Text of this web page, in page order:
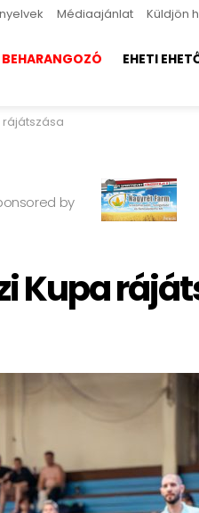
Médiaajánlat Küldjön
BEHARANGOZÓ EHETI
rájátszása
by
Kupa